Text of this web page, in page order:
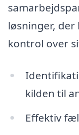
løsninger,
kontrol over
kilden til
Effektiv